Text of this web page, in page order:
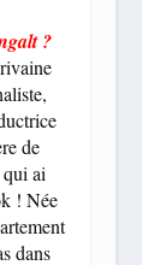
?
de
qui ai
! Née
dans